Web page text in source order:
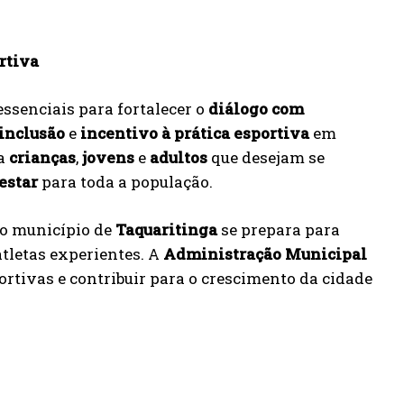
para fortalecer o diálogo com
e incentivo à prática esportivaem
crianças,jovens e adultos que desejam se
para toda a população.
município de Taquaritingase prepara para
experientes. A Administração Municipal
e contribuir para o crescimento da cidade